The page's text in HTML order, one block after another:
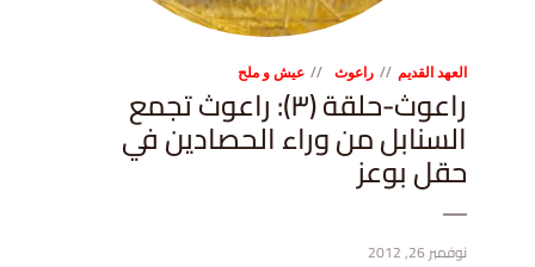
العهد القديم راعوث عيش و ملح
راعوث-حلقة (٣): راعوث تجمع
السنابل من وراء الحصادين في
حقل بوعز
نوفمبر 26, 2012